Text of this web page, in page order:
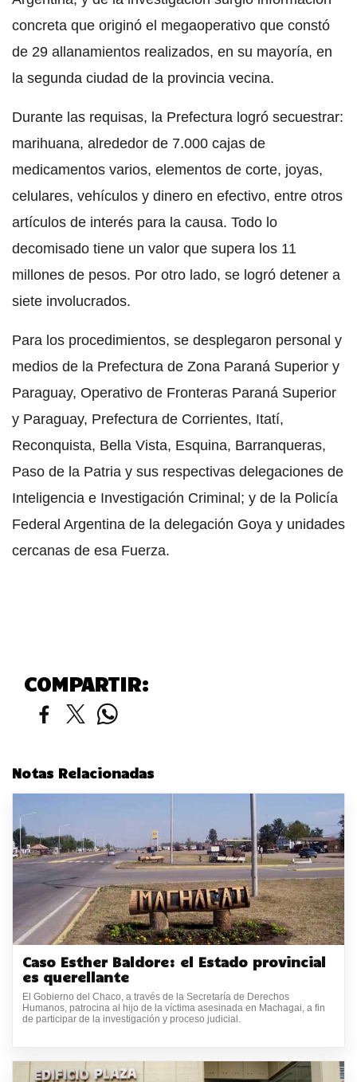
concreta que originó el megaoperativo que constó
de 29 allanamientos realizados, en su mayoría, en
la segunda ciudad de la provincia vecina.
Durante las requisas, la Prefectura logró secuestrar:
marihuana, alrededor de 7.000 cajas de
medicamentos varios, elementos de corte, joyas,
celulares, vehículos y dinero en efectivo, entre otros
artículos de interés para la causa. Todo lo
decomisado tiene un valor que supera los 11
millones de pesos. Por otro lado, se logró detener a
siete involucrados.
Para los procedimientos, se desplegaron personal y
medios de la Prefectura de Zona Paraná Superior y
Paraguay, Operativo de Fronteras Paraná Superior
y Paraguay, Prefectura de Corrientes, Itatí,
Reconquista, Bella Vista, Esquina, Barranqueras,
Paso de la Patria y sus respectivas delegaciones de
Inteligencia e Investigación Criminal; y de la Policía
Federal Argentina de la delegación Goya y unidades
cercanas de esa Fuerza.
COMPARTIR:
Notas Relacionadas
Caso Esther Baldore: el Estado provincial
es querellante
El Gobierno del Chaco, a través de la Secretaría de Derechos
Humanos, patrocina al hijo de la víctima asesinada en Machagai, a fin
de participar de la investigación y proceso judicial.